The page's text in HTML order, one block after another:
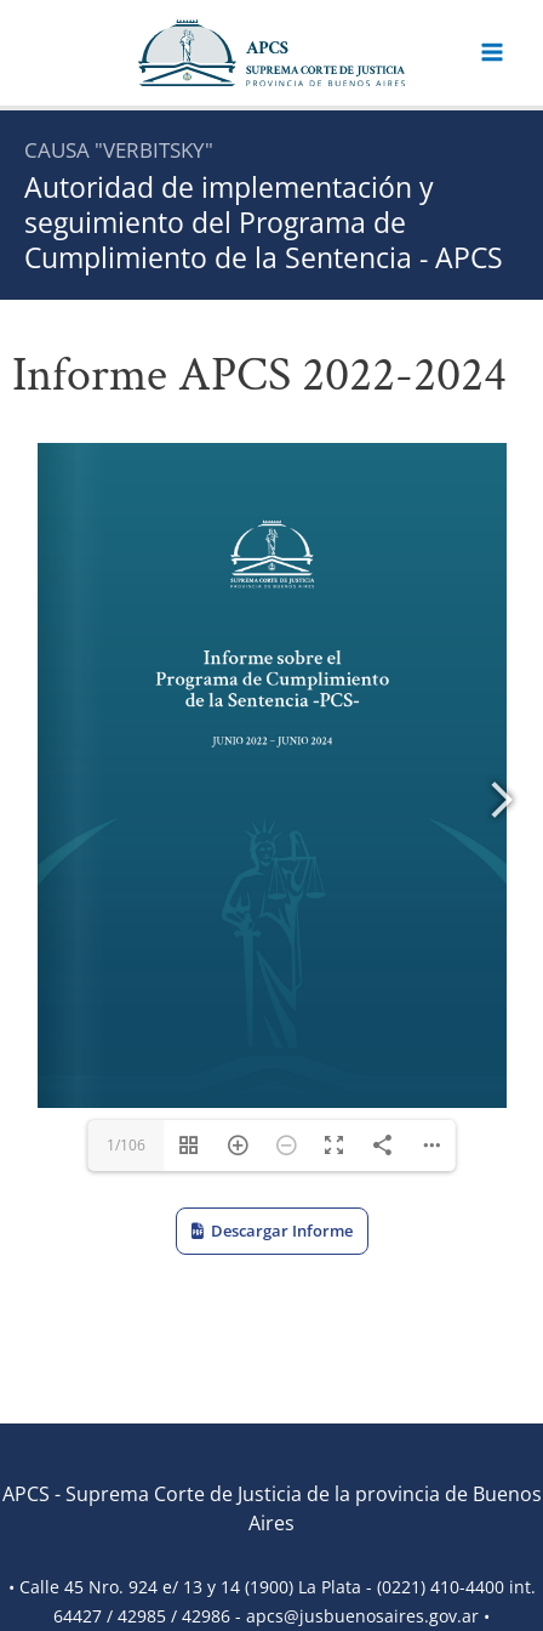
CAUSA "VERBITSKY"
Autoridad de implementación y
seguimiento del Programa de
Cumplimiento de la Sentencia - APCS
Informe APCS 2022-2024
1/106
Descargar Informe
APCS -Suprema Corte de Justicia de la provincia de Buenos
Aires
• Calle 45 Nro. 924 e/ 13 y 14 (1900) La Plata - (0221) 410-4400 int.
64427 / 42985 / 42986 - apcs@jusbuenosaires.gov.ar •